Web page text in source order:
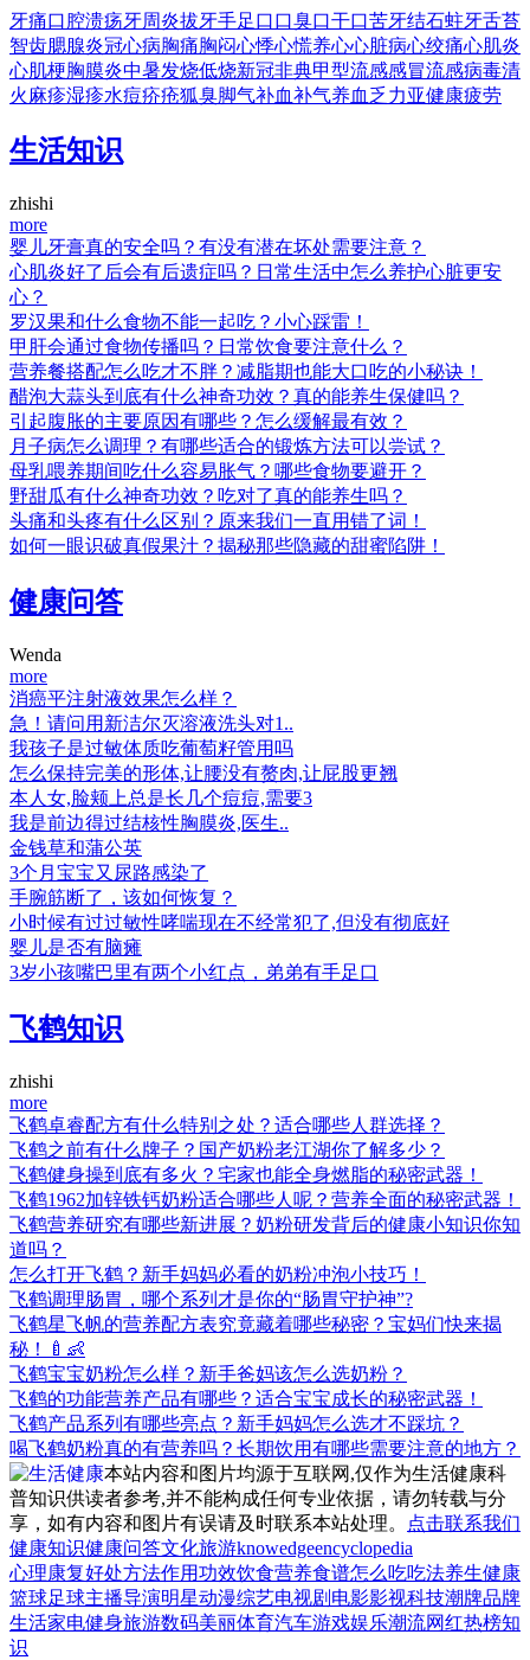
牙痛口腔溃疡牙周炎拔牙手足口口臭口干口苦牙结石蛀牙舌苔
智齿腮腺炎冠心病胸痛胸闷心悸心慌养心心脏病心绞痛心肌炎
心肌梗胸膜炎中暑发烧低烧新冠非典甲型流感感冒流感病毒清
火麻疹湿疹水痘疥疮狐臭脚气补血补气养血 乏力亚健康疲劳
生活知识
zhishi
more
婴儿牙膏真的安全吗？有没有潜在坏处需要注意？
心肌炎好了后会有后遗症吗？日常生活中怎么养护心脏更安
心？
罗汉果和什么食物不能一起吃？小心踩雷！
甲肝会通过食物传播吗？日常饮食要注意什么？
营养餐搭配怎么吃才不胖？减脂期也能大口吃的小秘诀！
醋泡大蒜头到底有什么神奇功效？真的能养生保健吗？
引起腹胀的主要原因有哪些？怎么缓解最有效？
月子病怎么调理？有哪些适合的锻炼方法可以尝试？
母乳喂养期间吃什么容易胀气？哪些食物要避开？
野甜瓜有什么神奇功效？吃对了真的能养生吗？
头痛和头疼有什么区别？原来我们一直用错了词！
如何一眼识破真假果汁？揭秘那些隐藏的甜蜜陷阱！
健康问答
Wenda
more
消癌平注射液效果怎么样？
急！请问用新洁尔灭溶液洗头对1..
我孩子是过敏体质吃葡萄籽管用吗
怎么保持完美的形体,让腰没有赘肉,让屁股更翘
本人女,脸颊上总是长几个痘痘,需要3
我是前边得过结核性胸膜炎,医生..
金钱草和蒲公英
3个月宝宝又尿路感染了
手腕筋断了，该如何恢复？
小时候有过过敏性哮喘现在不经常犯了,但没有彻底好
婴儿是否有脑瘫
3岁小孩嘴巴里有两个小红点，弟弟有手足口
飞鹤知识
zhishi
more
飞鹤卓睿配方有什么特别之处？适合哪些人群选择？
飞鹤之前有什么牌子？国产奶粉老江湖你了解多少？
飞鹤健身操到底有多火？宅家也能全身燃脂的秘密武器！
飞鹤1962加锌铁钙奶粉适合哪些人呢？营养全面的秘密武器！
飞鹤营养研究有哪些新进展？奶粉研发背后的健康小知识你知
道吗？
怎么打开飞鹤？新手妈妈必看的奶粉冲泡小技巧！
飞鹤调理肠胃，哪个系列才是你的“肠胃守护神”?
飞鹤星飞帆的营养配方表究竟藏着哪些秘密？宝妈们快来揭
秘！🍼👶
飞鹤宝宝奶粉怎么样？新手爸妈该怎么选奶粉？
飞鹤的功能营养产品有哪些？适合宝宝成长的秘密武器！
飞鹤产品系列有哪些亮点？新手妈妈怎么选才不踩坑？
喝飞鹤奶粉真的有营养吗？长期饮用有哪些需要注意的地方？
本站内容和图片均源于互联网,仅作为生活健康科
普知识供读者参考,并不能构成任何专业依据，请勿转载与分
享，如有内容和图片有误请及时联系本站处理。
点击联系我们
健康知识健康问答文化旅游knowedgeencyclopedia
心理康复好处方法作用功效饮食营养食谱怎么吃吃法养生健康
篮球足球主播导演明星动漫综艺电视剧 电影影视科技潮牌品牌
生活家电健身旅游数码美丽体育汽车游戏娱乐潮流网红热榜知
识